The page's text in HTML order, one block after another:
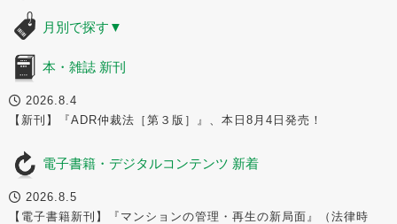
月別で探す ▼
本・雑誌 新刊
2026.8.4
【新刊】『ADR仲裁法［第３版］』、本日8月4日発売！
電子書籍・デジタルコンテンツ 新着
2026.8.5
【電子書籍新刊】『マンションの管理・再生の新局面』（法律時